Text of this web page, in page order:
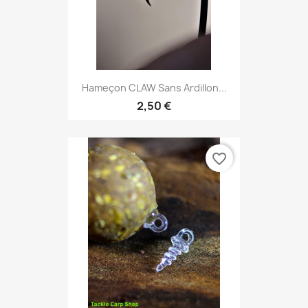
Hameçon CLAW Sans Ardillon...
2,50 €
favorite_border